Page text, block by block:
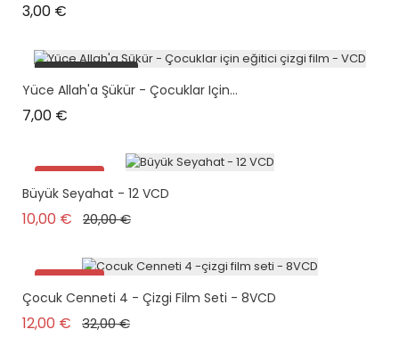
3,00 €
plus en stock
Yüce Allah'a Şükür - Çocuklar Için...
7,00 €
Promo !
Büyük Seyahat - 12 VCD
10,00 € Prix de base
20,00 €Prix
Promo !
Çocuk Cenneti 4 - Çizgi Film Seti - 8VCD
12,00 € Prix de base
32,00 €Prix